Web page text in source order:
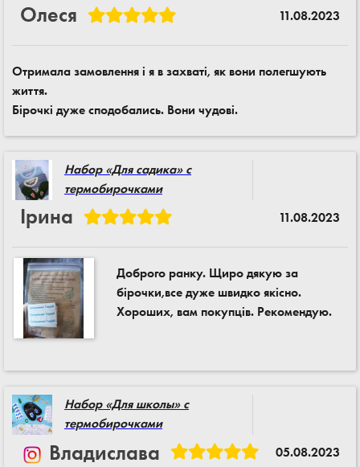
Олеся 11.08.2023
Отримала замовлення і я в захваті, як вони полегшують
життя.
Бірочкі дуже сподобались. Вони чудові.
Набор «Для садика» с
термобирочками
Ірина 11.08.2023
Доброго ранку. Щиро дякую за
бірочки,все дуже швидко якісно.
Хороших, вам покупців. Рекомендую.
Набор «Для школы» с
термобирочками
Владислава 05.08.2023